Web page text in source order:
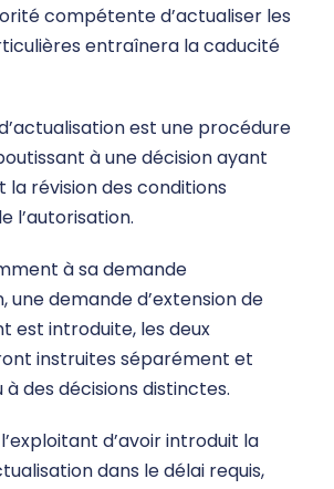
compétente d’actualiser les
entraînera la caducité
est une procédure
à une décision ayant
la révision des conditions
l’autorisation.
à sa demande
une demande d’extension de
est introduite, les deux
instruites séparément et
des décisions distinctes.
d’avoir introduit la
dans le délai requis,